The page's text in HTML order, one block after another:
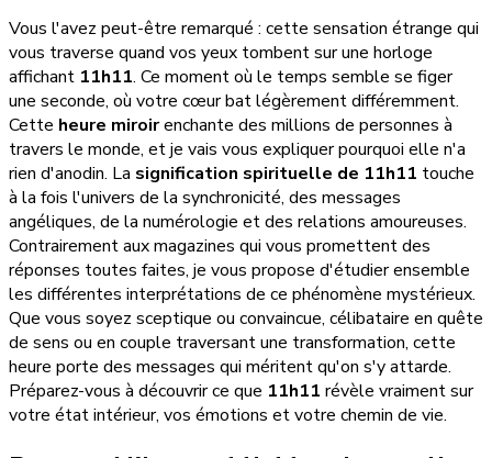
Vous l'avez peut-être remarqué : cette sensation étrange qui
vous traverse quand vos yeux tombent sur une horloge
affichant 11h11. Ce moment où le temps semble se figer
une seconde, où votre cœur bat légèrement différemment.
Cette heure miroirenchante des millions de personnes à
travers le monde, et je vais vous expliquer pourquoi elle n'a
rien d'anodin. La signification spirituelle de 11h11 touche
à la fois l'univers de la synchronicité, des messages
angéliques, de la numérologie et des relations amoureuses.
Contrairement aux magazines qui vous promettent des
réponses toutes faites, je vous propose d'étudier ensemble
les différentes interprétations de ce phénomène mystérieux.
Que vous soyez sceptique ou convaincue, célibataire en quête
de sens ou en couple traversant une transformation, cette
heure porte des messages qui méritent qu'on s'y attarde.
Préparez-vous à découvrir ce que 11h11 révèle vraiment sur
votre état intérieur, vos émotions et votre chemin de vie.